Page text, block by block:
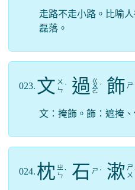
走路不走小路。比喻
磊落。
023. 文 ㄨ
ㄣ ˋ 過 ㄍ
ㄨ
ㄛ
ˋ 飾 ㄕ
文：掩飾。飾：遮掩
024. 枕 ㄓ
ㄣ ˋ 石 ㄕ ˊ 漱 ㄕ
ㄨ